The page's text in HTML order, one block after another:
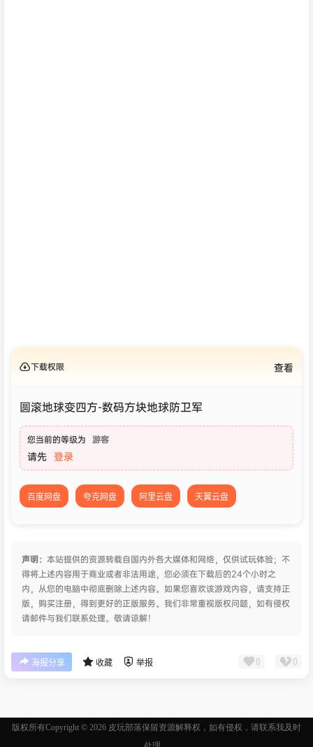
下载权限 查看
圆滚地球变四方-数码方块地球防卫军
您当前的等级为 游客
请先 登录
百度网盘 夸克网盘 阿里云盘 天翼云盘
声明： 本站提供的资源转载自国内外各大媒体和网络，仅供试玩体验；不
得将上述内容用于商业或者非法用途，您必须在下载后的24个小时之
内，从您的电脑中彻底删除上述内容。如果您喜欢该游戏内容，请支持正
版，购买注册，得到更好的正版服务。我们非常重视版权问题，如有侵权
请邮件与我们联系处理。敬请谅解！
海报分享 收藏 举报 0 0
版权所有Copyright © 2026 皮玩部落保留资源解释权，如有侵权，请联系我及时